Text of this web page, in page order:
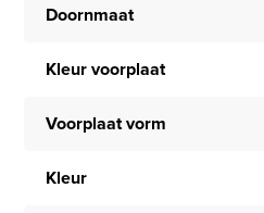
Doornmaat
Kleur voorplaat
Voorplaat vorm
Kleur